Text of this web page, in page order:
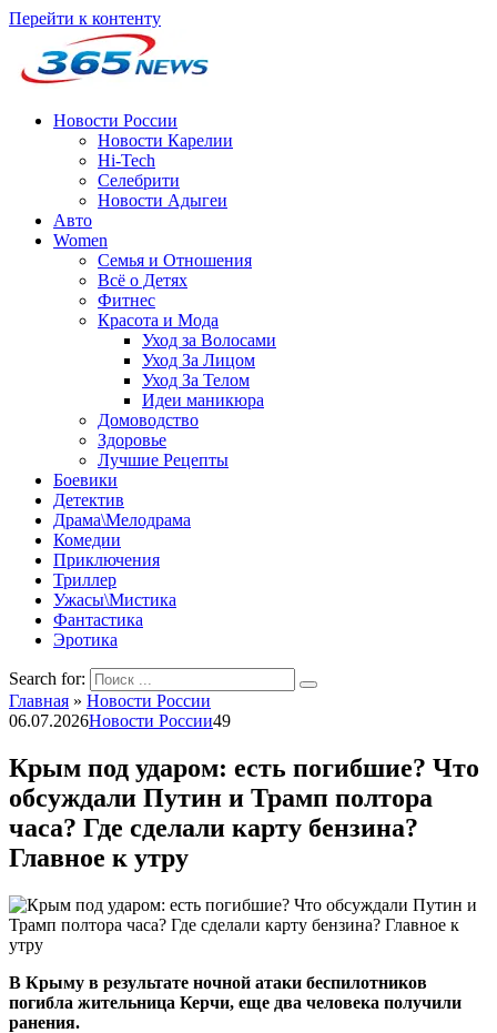
Перейти к контенту
Новости России
Новости Карелии
Hi-Tech
Селебрити
Новости Адыгеи
Авто
Women
Семья и Отношения
Всё о Детях
Фитнес
Красота и Мода
Уход за Волосами
Уход За Лицом
Уход За Телом
Идеи маникюра
Домоводство
Здоровье
Лучшие Рецепты
Боевики
Детектив
Драма\Мелодрама
Комедии
Приключения
Триллер
Ужасы\Мистика
Фантастика
Эротика
Search for:
Главная » Новости России
06.07.2026Новости России49
Крым под ударом: есть погибшие? Что
обсуждали Путин и Трамп полтора
часа? Где сделали карту бензина?
Главное к утру
В Крыму в результате ночной атаки беспилотников
погибла жительница Керчи, еще два человека получили
ранения.